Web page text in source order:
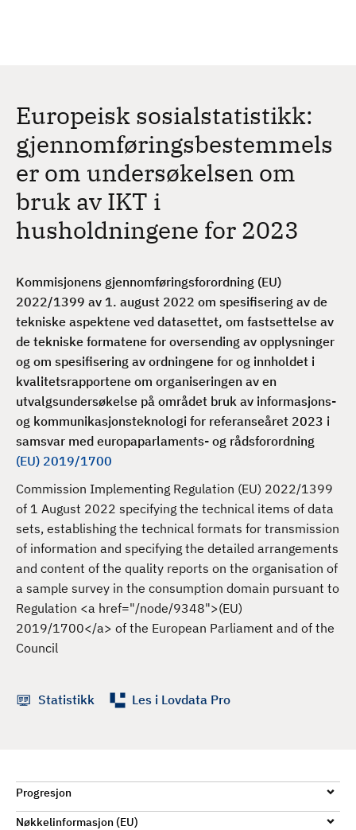
Europeisk sosialstatistikk:
gjennomføringsbestemmels
er om undersøkelsen om
bruk av IKT i
husholdningene for 2023
Kommisjonens gjennomføringsforordning (EU)
2022/1399 av 1. august 2022 om spesifisering av de
tekniske aspektene ved datasettet, om fastsettelse av
de tekniske formatene for oversending av opplysninger
og om spesifisering av ordningene for og innholdet i
kvalitetsrapportene om organiseringen av en
utvalgsundersøkelse på området bruk av informasjons-
og kommunikasjonsteknologi for referanseåret 2023 i
samsvar med europaparlaments- og rådsforordning
(EU) 2019/1700
Commission Implementing Regulation (EU) 2022/1399
of 1 August 2022 specifying the technical items of data
sets, establishing the technical formats for transmission
of information and specifying the detailed arrangements
and content of the quality reports on the organisation of
a sample survey in the consumption domain pursuant to
Regulation <a href="/node/9348">(EU)
2019/1700</a> of the European Parliament and of the
Council
Statistikk Les i Lovdata Pro
Progresjon
Nøkkelinformasjon (EU)